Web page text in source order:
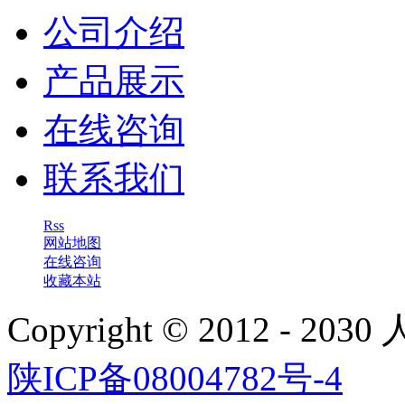
公司介绍
产品展示
在线咨询
联系我们
Rss
网站地图
在线咨询
收藏本站
Copyright © 2012 - 2030
陕ICP备08004782号-4